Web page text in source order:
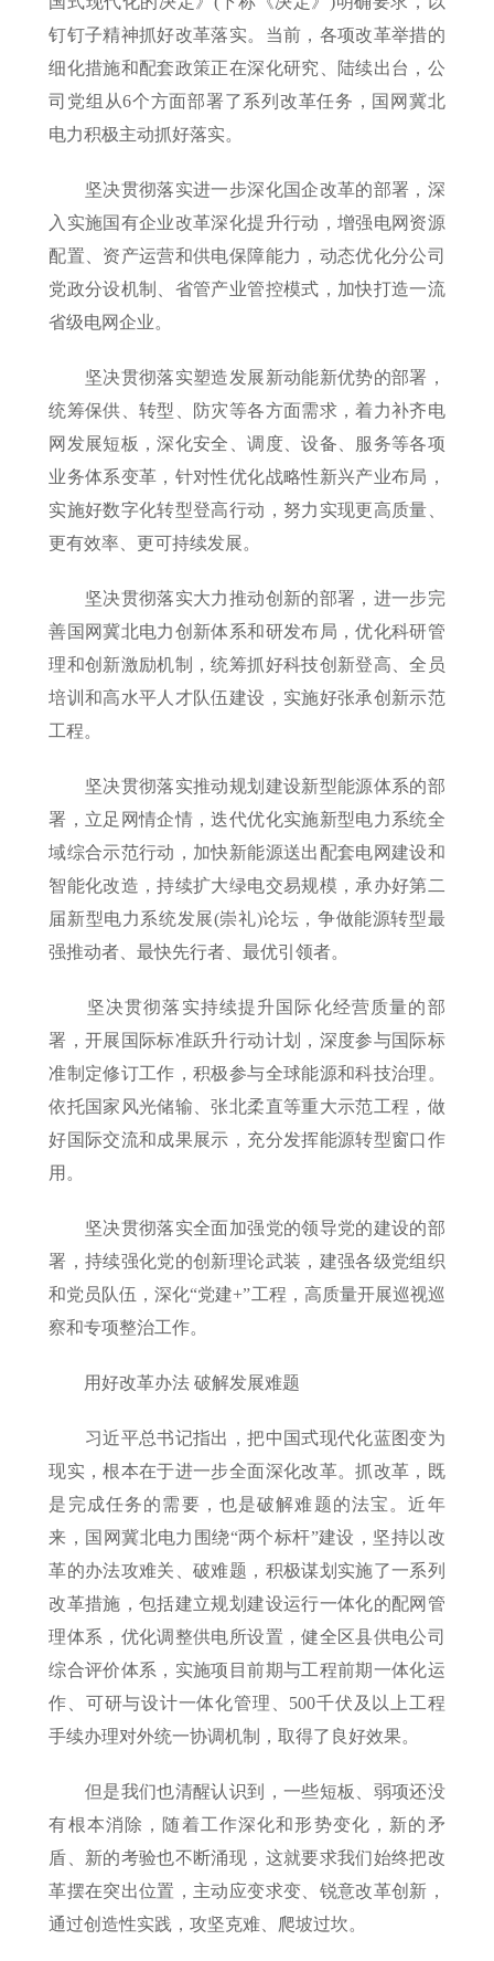
钉钉子精神抓好改革落实。当前，各项改革举措的
细化措施和配套政策正在深化研究、陆续出台，公
司党组从6个方面部署了系列改革任务，国网冀北
电力积极主动抓好落实。
坚决贯彻落实进一步深化国企改革的部署，深
入实施国有企业改革深化提升行动，增强电网资源
配置、资产运营和供电保障能力，动态优化分公司
党政分设机制、省管产业管控模式，加快打造一流
省级电网企业。
坚决贯彻落实塑造发展新动能新优势的部署，
统筹保供、转型、防灾等各方面需求，着力补齐电
网发展短板，深化安全、调度、设备、服务等各项
业务体系变革，针对性优化战略性新兴产业布局，
实施好数字化转型登高行动，努力实现更高质量、
更有效率、更可持续发展。
坚决贯彻落实大力推动创新的部署，进一步完
善国网冀北电力创新体系和研发布局，优化科研管
理和创新激励机制，统筹抓好科技创新登高、全员
培训和高水平人才队伍建设，实施好张承创新示范
工程。
坚决贯彻落实推动规划建设新型能源体系的部
署，立足网情企情，迭代优化实施新型电力系统全
域综合示范行动，加快新能源送出配套电网建设和
智能化改造，持续扩大绿电交易规模，承办好第二
届新型电力系统发展(崇礼)论坛，争做能源转型最
强推动者、最快先行者、最优引领者。
坚决贯彻落实持续提升国际化经营质量的部
署，开展国际标准跃升行动计划，深度参与国际标
准制定修订工作，积极参与全球能源和科技治理。
依托国家风光储输、张北柔直等重大示范工程，做
好国际交流和成果展示，充分发挥能源转型窗口作
用。
坚决贯彻落实全面加强党的领导党的建设的部
署，持续强化党的创新理论武装，建强各级党组织
和党员队伍，深化“党建+”工程，高质量开展巡视巡
察和专项整治工作。
用好改革办法 破解发展难题
习近平总书记指出，把中国式现代化蓝图变为
现实，根本在于进一步全面深化改革。抓改革，既
是完成任务的需要，也是破解难题的法宝。近年
来，国网冀北电力围绕“两个标杆”建设，坚持以改
革的办法攻难关、破难题，积极谋划实施了一系列
改革措施，包括建立规划建设运行一体化的配网管
理体系，优化调整供电所设置，健全区县供电公司
综合评价体系，实施项目前期与工程前期一体化运
作、可研与设计一体化管理、500千伏及以上工程
手续办理对外统一协调机制，取得了良好效果。
但是我们也清醒认识到，一些短板、弱项还没
有根本消除，随着工作深化和形势变化，新的矛
盾、新的考验也不断涌现，这就要求我们始终把改
革摆在突出位置，主动应变求变、锐意改革创新，
通过创造性实践，攻坚克难、爬坡过坎。